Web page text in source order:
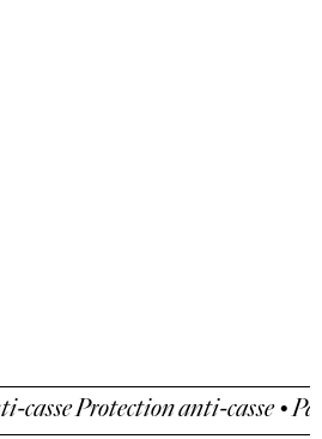
Protection anti-casse •